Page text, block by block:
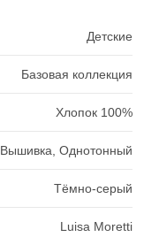
Детские
Базовая коллекция
Хлопок 100%
Вышивка, Однотонный
Тёмно-серый
Luisa Moretti